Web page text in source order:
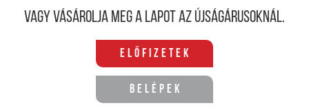
Vagy vásárolja meg a lapot az újságárusoknál.
Előfizetek
Belépek